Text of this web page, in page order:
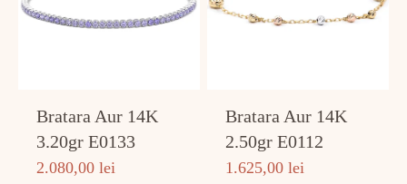
Bratara Aur 14K
3.20gr E0133
2.080,00lei
Bratara Aur 14K
2.50gr E0112
1.625,00lei